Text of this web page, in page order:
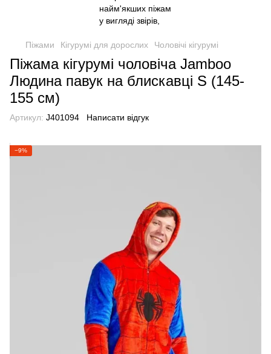
Піжами Кігурумі для дорослих Чоловічі кігурумі
Піжама кігурумі чоловіча Jamboo
Людина павук на блискавці S (145-
155 см)
Артикул: J401094 Написати відгук
−9%